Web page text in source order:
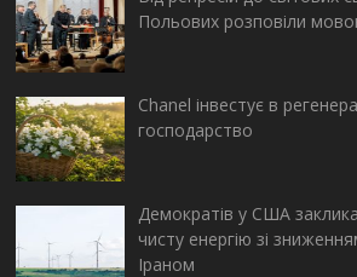
Польових розповіли
Chanel інвестує в
господарство
Демократів у США
чисту енергію зі
Іраном